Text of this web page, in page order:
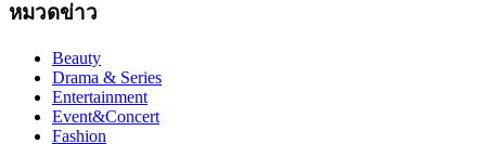
หมวดข่าว
Beauty
Drama & Series
Entertainment
Event&Concert
Fashion